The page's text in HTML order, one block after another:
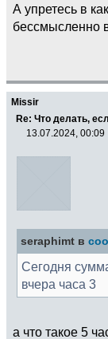
А упретесь в
бессмысленно
Missir
Re: Что делать,
13.07.2024, 00:09
seraphimt в
Сегодня
вчера часа 3
а что такое 5